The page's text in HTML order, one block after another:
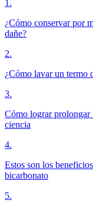
1.
¿Cómo conservar por
dañe?
2.
¿Cómo lavar un termo
3.
Cómo lograr prolongar
ciencia
4.
Estos son los
bicarbonato
5.